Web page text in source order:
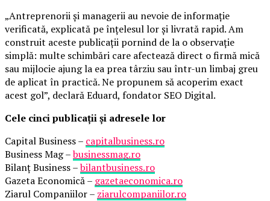
„Antreprenorii și managerii au nevoie de informație
verificată, explicată pe înțelesul lor și livrată rapid. Am
construit aceste publicații pornind de la o observație
simplă: multe schimbări care afectează direct o firmă mică
sau mijlocie ajung la ea prea târziu sau într-un limbaj greu
de aplicat în practică. Ne propunem să acoperim exact
acest gol”, declară Eduard, fondator SEO Digital.
Cele cinci publicații și adresele lor
Capital Business – capitalbusiness.ro
Business Mag –businessmag.ro
Bilanț Business –bilantbusiness.ro
Gazeta Economică – gazetaeconomica.ro
Ziarul Companiilor – ziarulcompaniilor.ro